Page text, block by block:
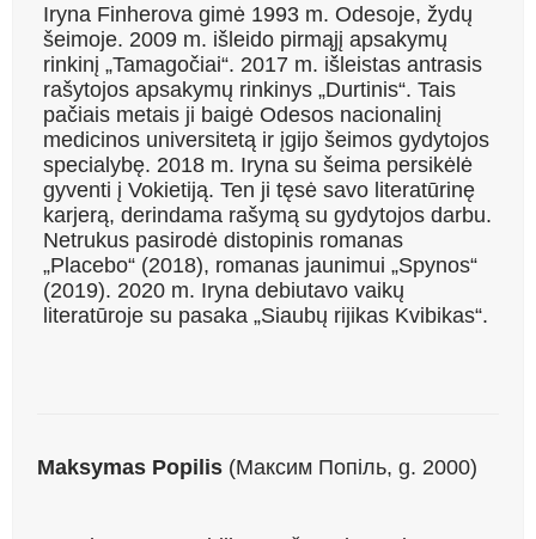
Iryna Finherova gimė 1993 m. Odesoje, žydų
šeimoje. 2009 m. išleido pirmąjį apsakymų
rinkinį „Tamagočiai“. 2017 m. išleistas antrasis
rašytojos apsakymų rinkinys „Durtinis“. Tais
pačiais metais ji baigė Odesos nacionalinį
medicinos universitetą ir įgijo šeimos gydytojos
specialybę. 2018 m. Iryna su šeima persikėlė
gyventi į Vokietiją. Ten ji tęsė savo literatūrinę
karjerą, derindama rašymą su gydytojos darbu.
Netrukus pasirodė distopinis romanas
„Placebo“ (2018), romanas jaunimui „Spynos“
(2019). 2020 m. Iryna debiutavo vaikų
literatūroje su pasaka „Siaubų rijikas Kvibikas“.
Maksymas Popilis (Максим Попіль, g. 2000)